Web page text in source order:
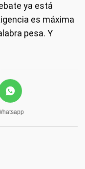
ya está
es máxima
pesa. Y